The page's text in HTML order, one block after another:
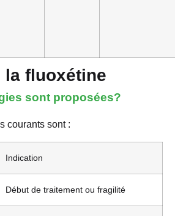
la fluoxétine
sont proposées?
courants sont :
Indication
Début de traitement ou fragilité